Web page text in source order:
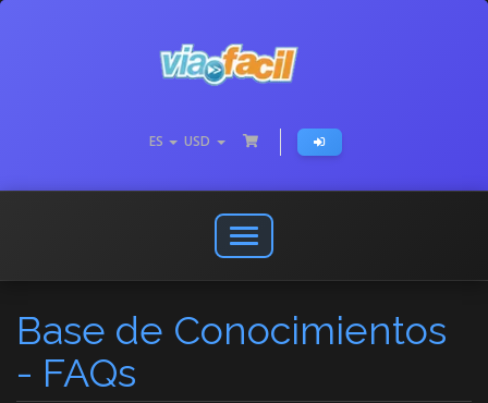
ES USD
Abrir
o
menú
de
Base de Conocimientos
- FAQs